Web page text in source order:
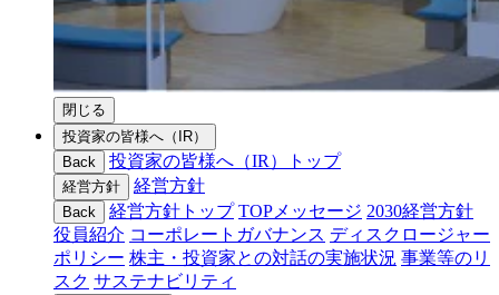
閉じる
投資家の皆様へ（IR）
Back
投資家の皆様へ（IR）トップ
経営方針 経営方針
Back 経営方針トップ TOPメッセージ 2030経営方針
役員紹介 コーポレートガバナンス ディスクロージャー
ポリシー 株主・投資家との対話の実施状況 事業等のリ
スク サステナビリティ